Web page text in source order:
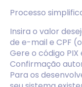
Processo
Insira o valor
de e-mail e CPF
Gere o código
Confirmação
Para os